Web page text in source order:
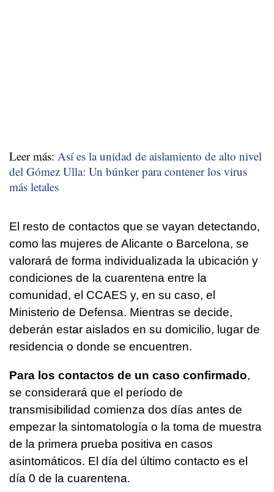
Leer más: Así es la unidad de aislamiento de alto nivel
del Gómez Ulla: Un búnker para contener los virus
más letales
El resto de contactos que se vayan detectando,
como las mujeres de Alicante o Barcelona, se
valorará de forma individualizada la ubicación y
condiciones de la cuarentena entre la
comunidad, el CCAES y, en su caso, el
Ministerio de Defensa. Mientras se decide,
deberán estar aislados en su domicilio, lugar de
residencia o donde se encuentren.
Para los contactos de un caso confirmado,
se considerará que el período de
transmisibilidad comienza dos días antes de
empezar la sintomatología o la toma de muestra
de la primera prueba positiva en casos
asintomáticos. El día del último contacto es el
día 0 de la cuarentena.